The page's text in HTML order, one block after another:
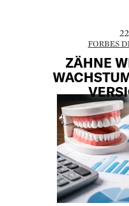
FORBES
ZÄHNE